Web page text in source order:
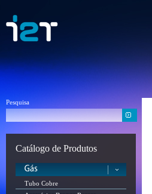
Pesquisa
Catálogo de Produtos
Tubo Cobre